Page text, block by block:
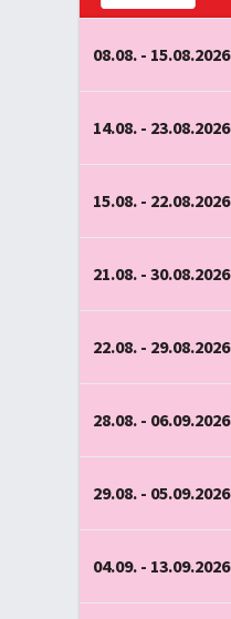
08.08. - 15.08.2026
14.08. - 23.08.2026
15.08. - 22.08.2026
21.08. - 30.08.2026
22.08. - 29.08.2026
28.08. - 06.09.2026
29.08. - 05.09.2026
04.09. - 13.09.2026